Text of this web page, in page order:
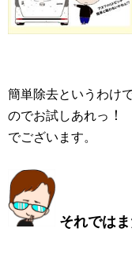
簡単除去というわけ
のでお試しあれっ ！
でございます。
それでは